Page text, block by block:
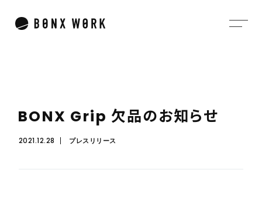
BONX Grip 欠品のお知らせ
2021.12.28 プレスリリース